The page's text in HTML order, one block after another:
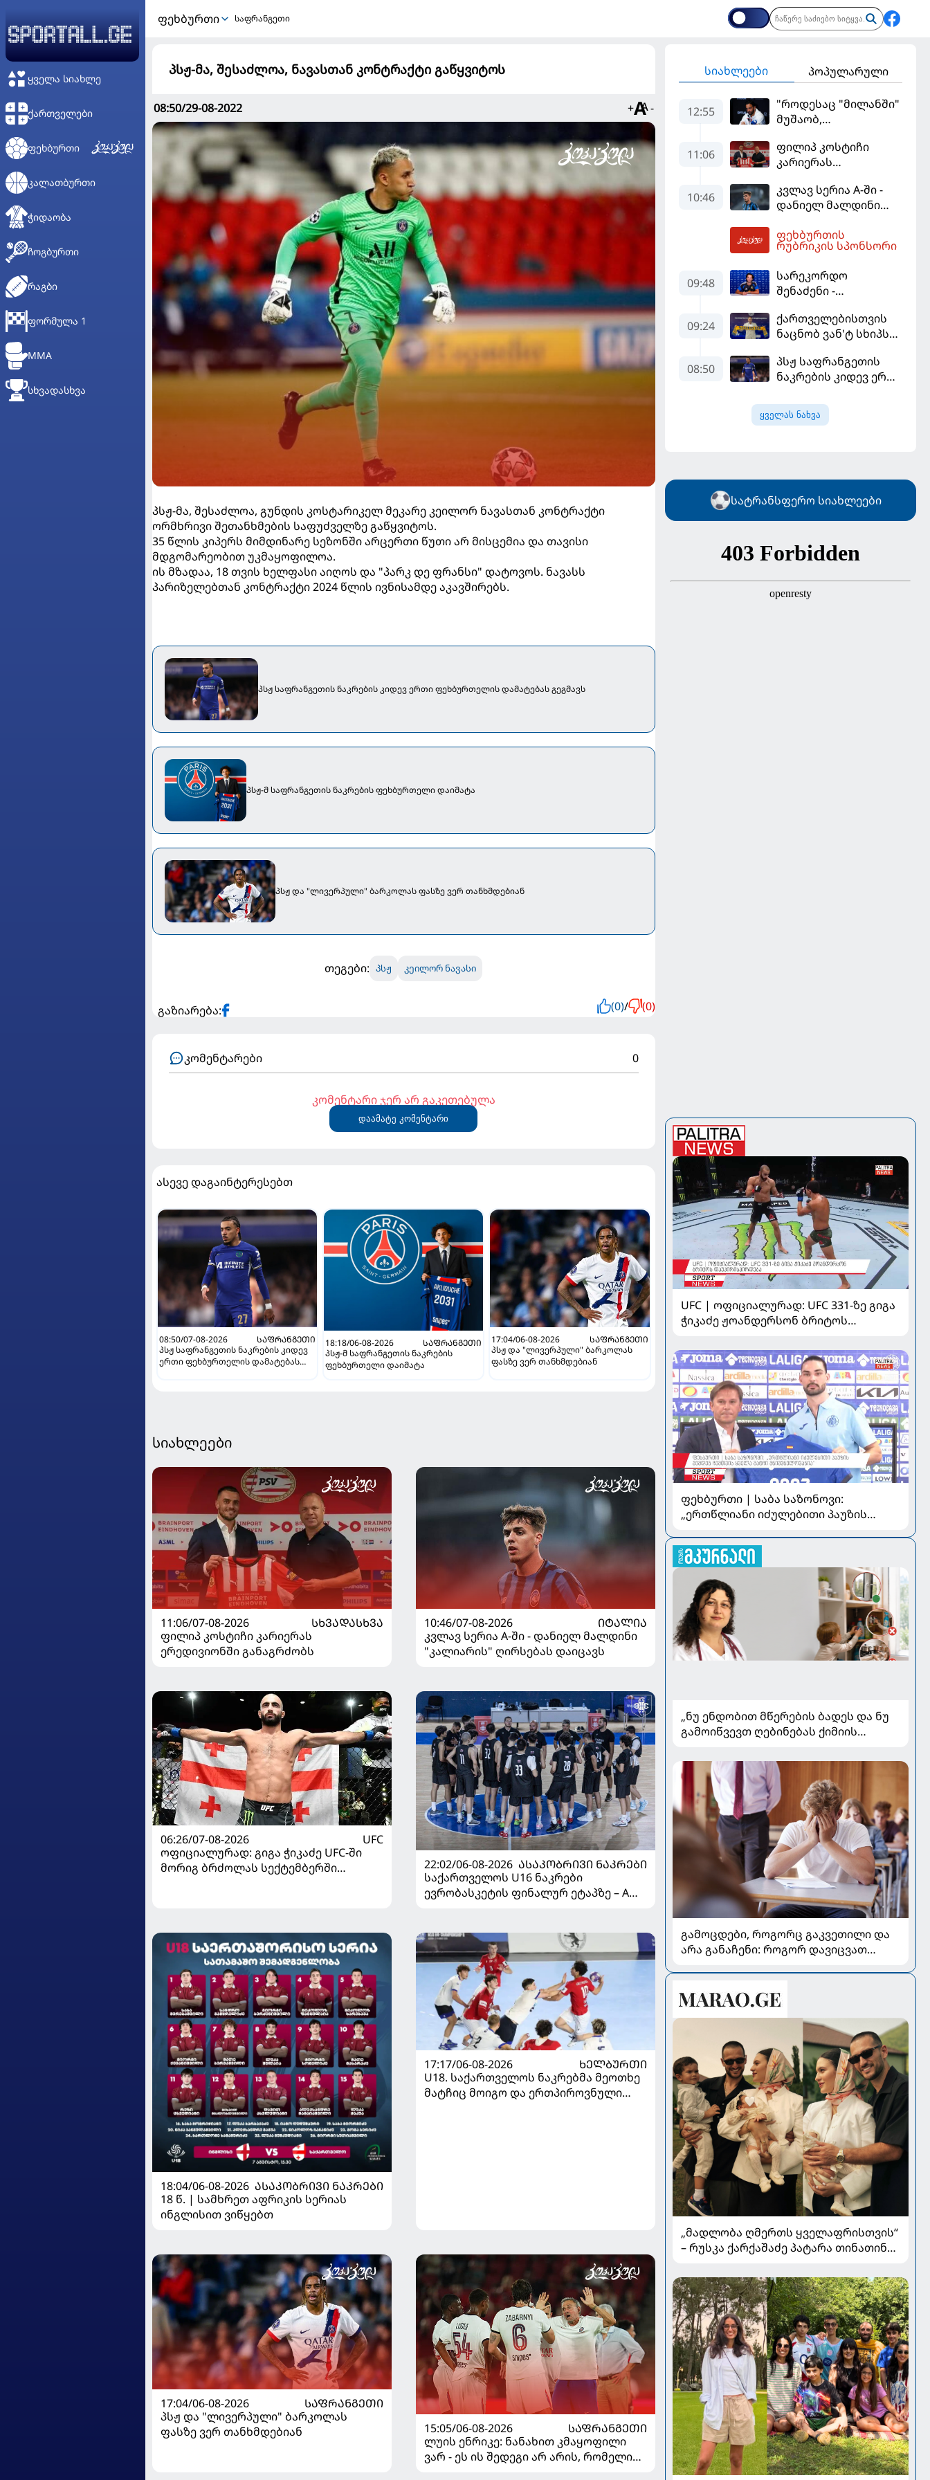
ᲧᲕᲔᲚᲐ ᲡᲘᲐᲮᲚᲔ
ᲥᲐᲠᲗᲕᲔᲚᲔᲑᲘ
ᲤᲔᲮᲑᲣᲠᲗᲘ
ᲙᲐᲚᲐᲗᲑᲣᲠᲗᲘ
ᲭᲘᲓᲐᲝᲑᲐ
ᲩᲝᲒᲑᲣᲠᲗᲘ
ᲠᲐᲒᲑᲘ
ᲤᲝᲠᲛᲣᲚᲐ 1
MMA
ᲡᲮᲕᲐᲓᲐᲡᲮᲕᲐ
ᲤᲔᲮᲑᲣᲠᲗᲘ საფრანგეთი
პსჟ-მა, შესაძლოა, ნავასთან კონტრაქტი გაწყვიტოს
08:50/29-08-2022 + -
პსჟ-მა, შესაძლოა, გუნდის კოსტარიკელ მეკარე კეილორ ნავასთან კონტრაქტი
ორმხრივი შეთანხმების საფუძველზე გაწყვიტოს.
35 წლის კიპერს მიმდინარე სეზონში არცერთი წუთი არ მისცემია და თავისი
მდგომარეობით უკმაყოფილოა.
ის მზადაა, 18 თვის ხელფასი აიღოს და "პარკ დე ფრანსი" დატოვოს. ნავასს
პარიზელებთან კონტრაქტი 2024 წლის ივნისამდე აკავშირებს.
პსჟ საფრანგეთის ნაკრების კიდევ ერთი ფეხბურთელის დამატებას გეგმავს
პსჟ-მ საფრანგეთის ნაკრების ფეხბურთელი დაიმატა
პსჟ და "ლივერპული" ბარკოლას ფასზე ვერ თანხმდებიან
თეგები: პსჟ კეილორ ნავასი
გაზიარება: (0)/ (0)
კომენტარები 0
კომენტარი ჯერ არ გაკეთებულა
დაამატე კომენტარი
ასევე დაგაინტერესებთ
08:50/07-08-2026
ᲡᲐᲤᲠᲐᲜᲒᲔᲗᲘ
პსჟ საფრანგეთის ნაკრების კიდევ
ერთი ფეხბურთელის დამატებას
18:18/06-08-2026
ᲡᲐᲤᲠᲐᲜᲒᲔᲗᲘ
პსჟ-მ საფრანგეთის ნაკრების
ფეხბურთელი დაიმატა
17:04/06-08-2026
ᲡᲐᲤᲠᲐᲜᲒᲔᲗᲘ
პსჟ და "ლივერპული" ბარკოლას
ფასზე ვერ თანხმდებიან
სიახლეები
11:06/07-08-2026
ᲡᲮᲕᲐᲓᲐᲡᲮᲕᲐ
ფილიპ კოსტიჩი კარიერას
ერედივიონში განაგრძობს
10:46/07-08-2026
ᲘᲢᲐᲚᲘᲐ
კვლავ სერია A-ში - დანიელ მალდინი
"კალიარის" ღირსებას დაიცავს
06:26/07-08-2026
UFC
ოფიციალურად: გიგა ჭიკაძე UFC-ში
მორიგ ბრძოლას სექტემბერში
22:02/06-08-2026 ᲐᲡᲐᲙᲝᲑᲠᲘᲕᲘ ᲜᲐᲙᲠᲔᲑᲘ
საქართველოს U16 ნაკრები
ევრობასკეტის ფინალურ ეტაპზე – A
18:04/06-08-2026 ᲐᲡᲐᲙᲝᲑᲠᲘᲕᲘ ᲜᲐᲙᲠᲔᲑᲘ
18 წ. | სამხრეთ აფრიკის სერიას
ინგლისით ვიწყებთ
17:17/06-08-2026
ᲮᲔᲚᲑᲣᲠᲗᲘ
U18. საქართველოს ნაკრებმა მეოთხე
მატჩიც მოიგო და ერთპიროვნული
17:04/06-08-2026
ᲡᲐᲤᲠᲐᲜᲒᲔᲗᲘ
პსჟ და "ლივერპული" ბარკოლას
ფასზე ვერ თანხმდებიან
15:05/06-08-2026
ᲡᲐᲤᲠᲐᲜᲒᲔᲗᲘ
ლუის ენრიკე: ნანახით კმაყოფილი
ვარ - ეს ის შედეგი არ არის, რომელიც
სიახლეები პოპულარული
12:55
"როდესაც "მილანში"
მუშაობ,
იბრძოლო" -
ამორიმმა
დააიმედა
11:06
ფილიპ კოსტიჩი
კარიერას
განაგრძობს
10:46
კვლავ სერია A-ში -
დანიელ მალდინი
ღირსებას დაიცავს
ფეხბურთის
რუბრიკის სპონსორი
09:48
სარეკორდო
შენაძენი -
ლიგის მორიგ გუნდში
გადავიდა
09:24
ქართველებისთვის
ნაცნობ ვან'ტ სხიპს
ჩააბარეს
08:50
პსჟ საფრანგეთის
ნაკრების კიდევ ერთი
დამატებას გეგმავს
ყველას ნახვა
სატრანსფერო სიახლეები
UFC | ოფიციალურად: UFC 331-ზე გიგა
ჭიკაძე ჟოანდერსონ ბრიტოს
ფეხბურთი | საბა საზონოვი:
„ერთწლიანი იძულებითი პაუზის
მნიშვნელოვანია“
„ნუ ენდობით მწერების ბადეს და ნუ
გამოიწვევთ ღებინებას ქიმიის
ბავშვი კრიტიკულ სიტუაციაში,
პედიატრ სალომე ახვლედიანის
რჩევები
გამოცდები, როგორც გაკვეთილი და
არა განაჩენი: როგორ დავიცვათ
„მადლობა ღმერთს ყველაფრისთვის“
– რუსკა ქარქაშაძე პატარა თინათინის